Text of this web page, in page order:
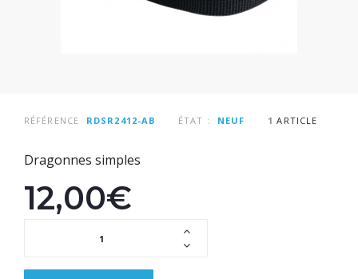
RÉFÉRENCE RDSR2412-AB ÉTAT : NEUF 1 ARTICLE
Dragonnes simples
12,00€